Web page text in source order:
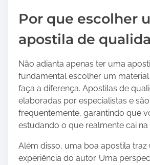
Por que escolher
apostila de
Não adianta apenas ter uma
fundamental escolher um
faça a diferença. Apostilas de
elaboradas por especialistas e
frequentemente, garantindo que
estudando o que realmente cai na
Além disso, uma boa apostila traz
experiência do autor. Uma